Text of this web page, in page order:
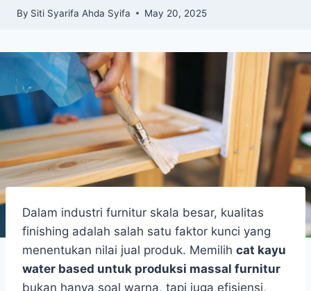
By Siti Syarifa Ahda Syifa May 20, 2025
Dalam industri furnitur skala besar, kualitas
finishing adalah salah satu faktor kunci yang
menentukan nilai jual produk. Memilih cat kayu
water based untuk produksi massal furnitur
bukan hanya soal warna, tapi juga efisiensi,